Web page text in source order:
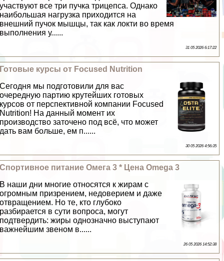
участвуют все три пучка трицепса. Однако
наибольшая нагрузка приходится на
внешний пучок мышцы, так как локти во время
выполнения у......
31 05 2026 6:17:22
Готовые курсы от Focused Nutrition
Сегодня мы подготовили для вас
очередную партию крутейших готовых
курсов от перспективной компании Focused
Nutrition! На данный момент их
производство заточено под всё, что может
дать вам больше, ем п......
30 05 2026 4:56:35
Спортивное питание Омега 3 * Цена Omega 3
В наши дни многие относятся к жирам с
огромным призрением, недоверием и даже
отвращением. Но те, кто глубоко
разбирается в сути вопроса, могут
подтвердить: жиры однозначно выступают
важнейшим звеном в......
26 05 2026 14:52:38